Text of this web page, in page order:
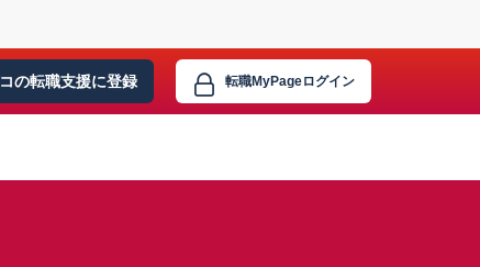
の転職支援に登録 転職MyPageログイン